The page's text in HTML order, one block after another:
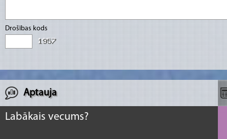
Drošības kods
Aptauja
Labākais vecums?